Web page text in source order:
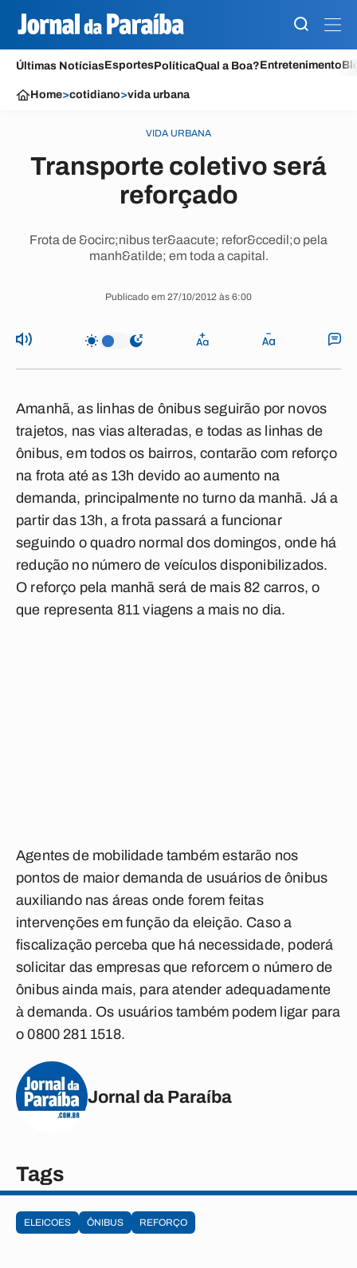
Últimas NotíciasEsportesPolíticaQual a Boa?Entretenimento
Home>cotidiano>vida urbana
VIDA URBANA
Transporte coletivo será
reforçado
Frota de &ocirc;nibus ter&aacute; refor&ccedil;o pela
manh&atilde; em toda a capital.
Publicado em 27/10/2012 às 6:00
Amanhã, as linhas de ônibus seguirão por novos
trajetos, nas vias alteradas, e todas as linhas de
ônibus, em todos os bairros, contarão com reforço
na frota até as 13h devido ao aumento na
demanda, principalmente no turno da manhã. Já a
partir das 13h, a frota passará a funcionar
seguindo o quadro normal dos domingos, onde há
redução no número de veículos disponibilizados.
O reforço pela manhã será de mais 82 carros, o
que representa 811 viagens a mais no dia.
Agentes de mobilidade também estarão nos
pontos de maior demanda de usuários de ônibus
auxiliando nas áreas onde forem feitas
intervenções em função da eleição. Caso a
fiscalização perceba que há necessidade, poderá
solicitar das empresas que reforcem o número de
ônibus ainda mais, para atender adequadamente
à demanda. Os usuários também podem ligar para
o 0800 281 1518.
Jornal da Paraíba
Tags
ELEICOES ÔNIBUS REFORÇO